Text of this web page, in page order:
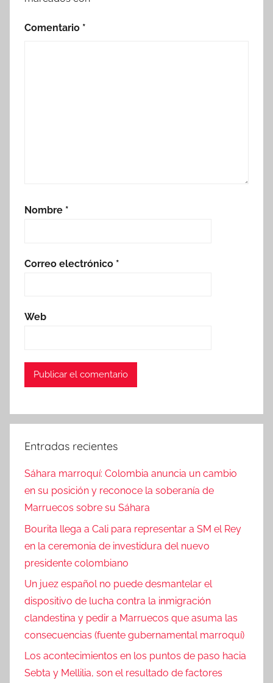
Comentario *
Nombre *
Correo electrónico *
Web
Entradas recientes
Sáhara marroquí: Colombia anuncia un cambio
en su posición y reconoce la soberanía de
Marruecos sobre su Sáhara
Bourita llega a Cali para representar a SM el Rey
en la ceremonia de investidura del nuevo
presidente colombiano
Un juez español no puede desmantelar el
dispositivo de lucha contra la inmigración
clandestina y pedir a Marruecos que asuma las
consecuencias (fuente gubernamental marroquí)
Los acontecimientos en los puntos de paso hacia
Sebta y Mellilia, son el resultado de factores